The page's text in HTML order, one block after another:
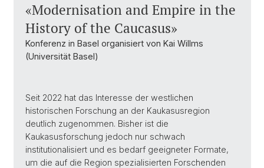
«Modernisation and Empire in the
History of the Caucasus»
Konferenz in Basel organisiert von Kai Willms
(Universität Basel)
Seit 2022 hat das Interesse der westlichen
historischen Forschung an der Kaukasusregion
deutlich zugenommen. Bisher ist die
Kaukasusforschung jedoch nur schwach
institutionalisiert und es bedarf geeigneter Formate,
um die auf die Region spezialisierten Forschenden